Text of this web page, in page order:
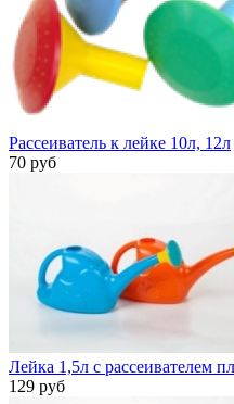
Рассеиватель к лейке 10л, 12л
70 руб
Лейка 1,5л с рассеивателем
129 руб